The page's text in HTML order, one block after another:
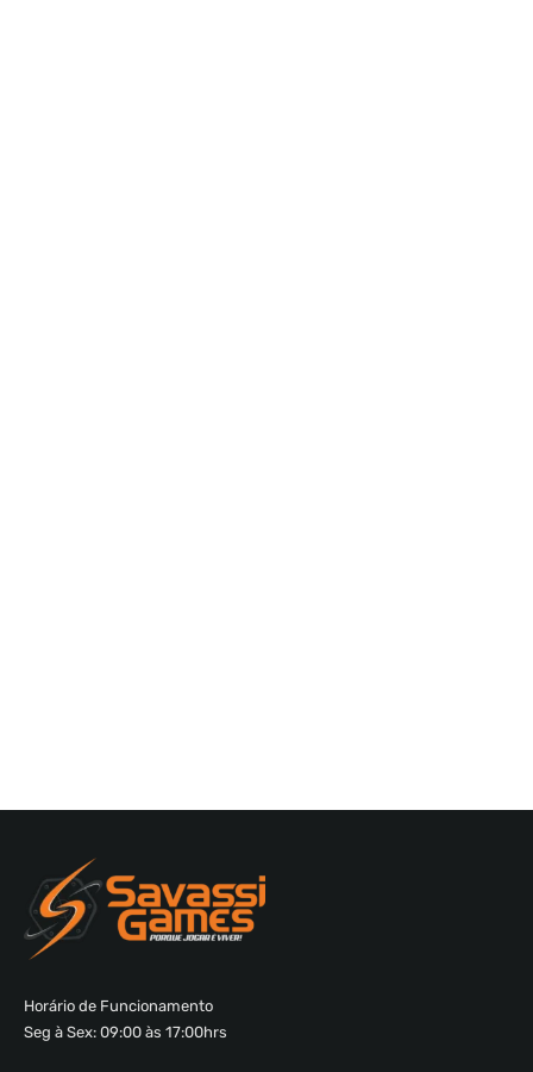
Horário de Funcionamento
Seg à Sex: 09:00 às 17:00hrs